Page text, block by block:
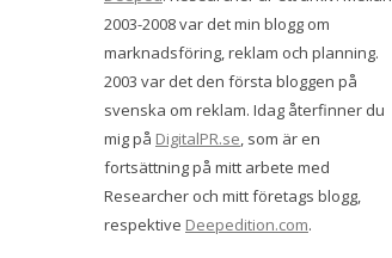
2003-2008 var det min blogg om
marknadsföring, reklam och planning.
2003 var det den första bloggen på
svenska om reklam. Idag återfinner du
mig på DigitalPR.se, som är en
fortsättning på mitt arbete med
Researcher och mitt företags blogg,
respektive Deepedition.com.